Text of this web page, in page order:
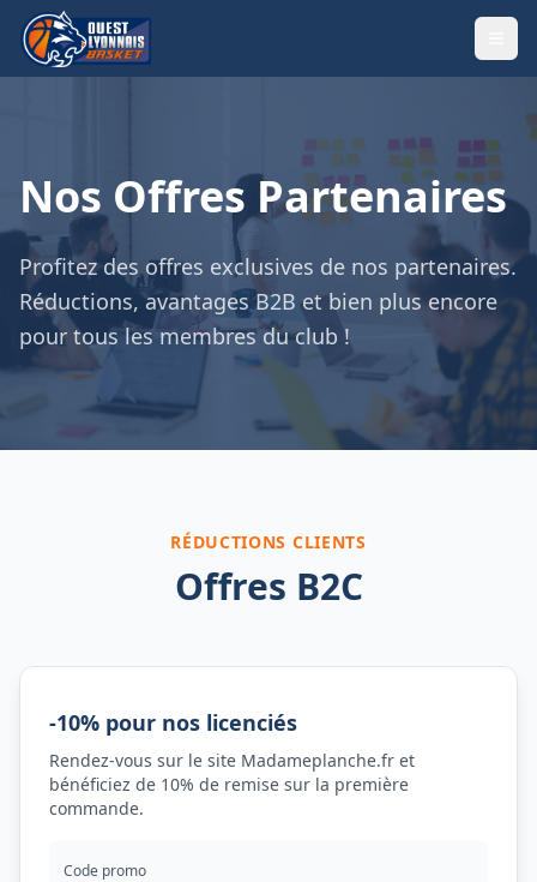
Nos Offres Partenaires
Profitez des offres exclusives de nos partenaires.
Réductions, avantages B2B et bien plus encore
pour tous les membres du club !
RÉDUCTIONS CLIENTS
Offres B2C
-10% pour nos licenciés
Rendez-vous sur le site Madameplanche.fr et
bénéficiez de 10% de remise sur la première
commande.
Code promo